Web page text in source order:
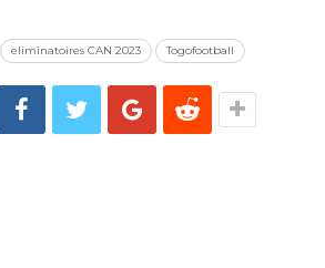
eliminatoires CAN 2023 Togofootball